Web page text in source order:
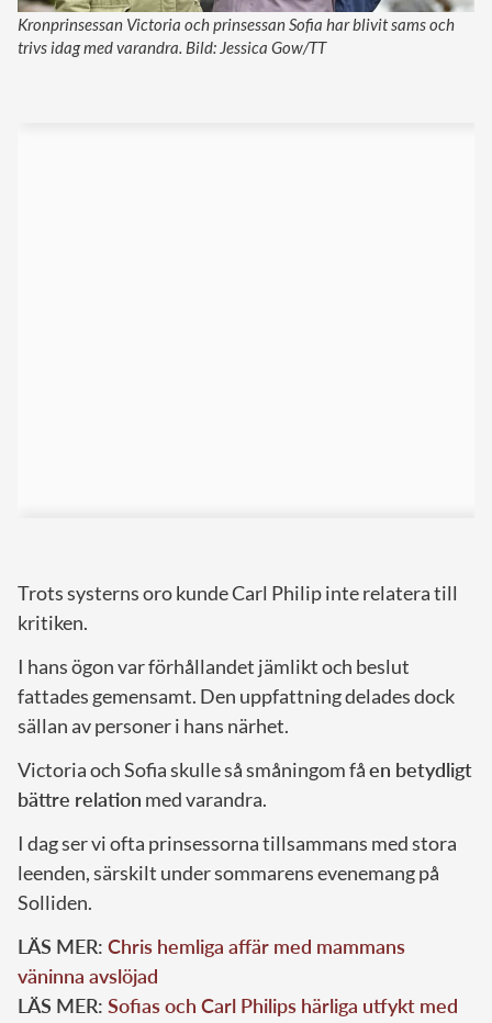
Kronprinsessan Victoria och prinsessan Sofia har blivit sams och
trivs idag med varandra. Bild: Jessica Gow/TT
Trots systerns oro kunde Carl Philip inte relatera till
kritiken.
I hans ögon var förhållandet jämlikt och beslut
fattades gemensamt. Den uppfattning delades dock
sällan av personer i hans närhet.
Victoria och Sofia skulle så småningom fåen betydligt
bättre relation med varandra.
I dag ser vi ofta prinsessorna tillsammans med stora
leenden, särskilt under sommarens evenemang på
Solliden.
LÄS MER: Chris hemliga affär med mammans
väninna avslöjad
LÄS MER: Sofias och Carl Philips härliga utfykt med